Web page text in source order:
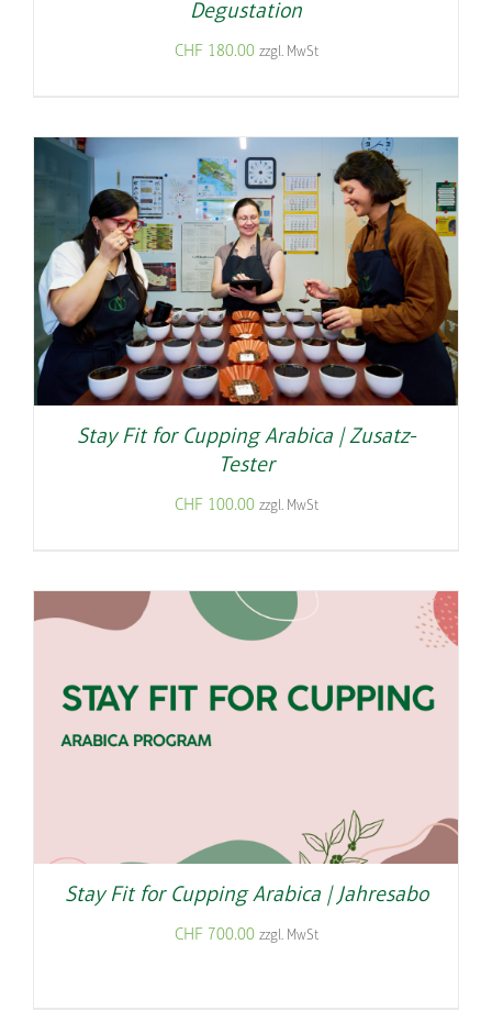
Degustation
CHF 180.00 zzgl. MwSt
Stay Fit for Cupping Arabica | Zusatz-
Tester
CHF100.00 zzgl. MwSt
Stay Fit for Cupping Arabica | Jahresabo
CHF 700.00 zzgl. MwSt